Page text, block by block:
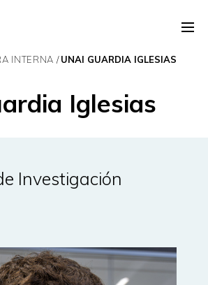
INTERNA UNAI GUARDIA IGLESIAS
Iglesias
Investigación